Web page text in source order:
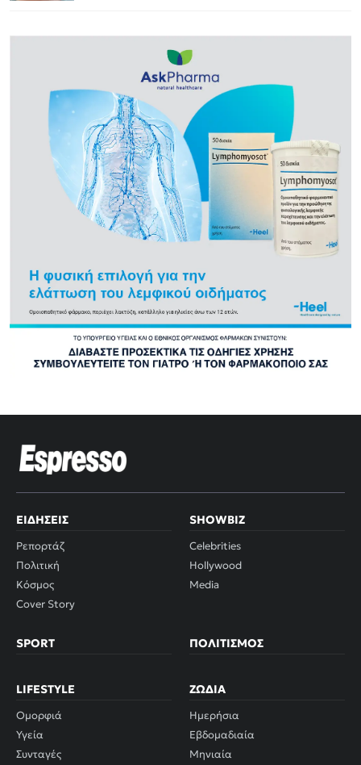
ΕΙΔΉΣΕΙΣ
Ρεπορτάζ
Πολιτική
Κόσμος
Cover Story
SHOWBIZ
Celebrities
Hollywood
Media
SPORT ΠΟΛΙΤΙΣΜΌΣ
LIFESTYLE
Ομορφιά
Υγεία
Συνταγές
ΖΏΔΙΑ
Ημερήσια
Εβδομαδιαία
Μηνιαία